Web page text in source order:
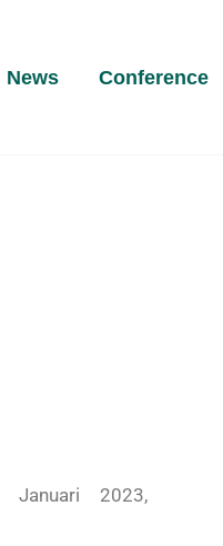
News Conference
Januari 2023,